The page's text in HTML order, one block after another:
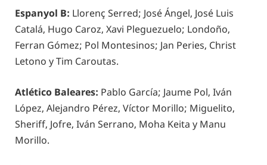
Espanyol B: Llorenç Serred; José Ángel, José Luis
Catalá, Hugo Caroz, Xavi Pleguezuelo; Londoño,
Ferran Gómez; Pol Montesinos; Jan Peries, Christ
Letono y Tim Caroutas.
Atlético Baleares: Pablo García; Jaume Pol, Iván
López, Alejandro Pérez, Víctor Morillo; Miguelito,
Sheriff, Jofre, Iván Serrano, Moha Keita y Manu
Morillo.